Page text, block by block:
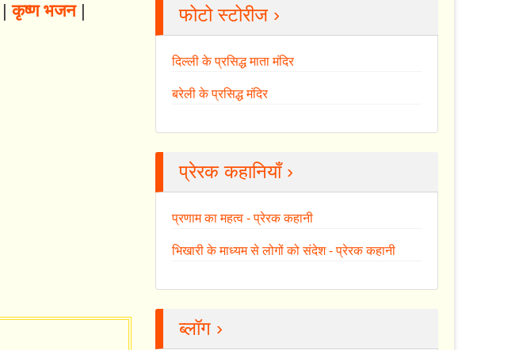
|कृष्ण भजन|
फोटो स्टोरीज ›
दिल्ली के प्रसिद्ध माता मंदिर
बरेली के प्रसिद्ध मंदिर
प्रेरक कहानियाँ ›
प्रणाम का महत्व - प्रेरक कहानी
भिखारी के माध्यम से लोगों को संदेश - प्रेरक कहानी
ब्लॉग ›